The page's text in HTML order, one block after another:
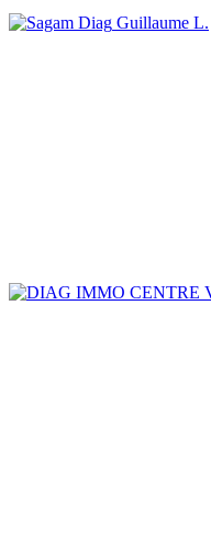
Guillaume L.